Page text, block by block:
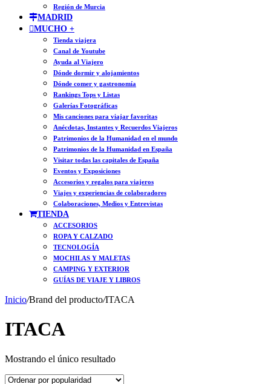
Región de Murcia
MADRID
MUCHO +
Tienda viajera
Canal de Youtube
Ayuda al Viajero
Dónde dormir y alojamientos
Dónde comer y gastronomía
Rankings Tops y Listas
Galerías Fotográficas
Mis canciones para viajar favoritas
Anécdotas, Instantes y Recuerdos Viajeros
Patrimonios de la Humanidad en el mundo
Patrimonios de la Humanidad en España
Visitar todas las capitales de España
Eventos y Exposiciones
Accesorios y regalos para viajeros
Viajes y experiencias de colaboradores
Colaboraciones, Medios y Entrevistas
TIENDA
ACCESORIOS
ROPA Y CALZADO
TECNOLOGÍA
MOCHILAS Y MALETAS
CAMPING Y EXTERIOR
GUÍAS DE VIAJE Y LIBROS
Inicio/Brand del producto/ITACA
ITACA
Mostrando el único resultado